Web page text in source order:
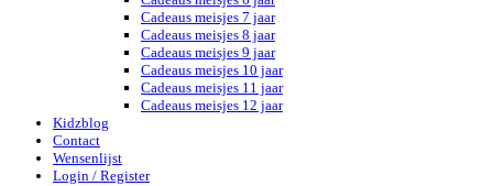
Cadeaus meisjes 7 jaar
Cadeaus meisjes 8 jaar
Cadeaus meisjes 9 jaar
Cadeaus meisjes 10 jaar
Cadeaus meisjes 11 jaar
Cadeaus meisjes 12 jaar
Kidzblog
Contact
Wensenlijst
Login / Register